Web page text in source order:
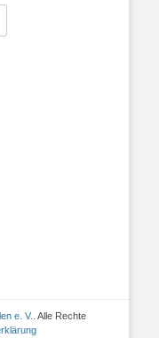
e. V. . Alle Rechte